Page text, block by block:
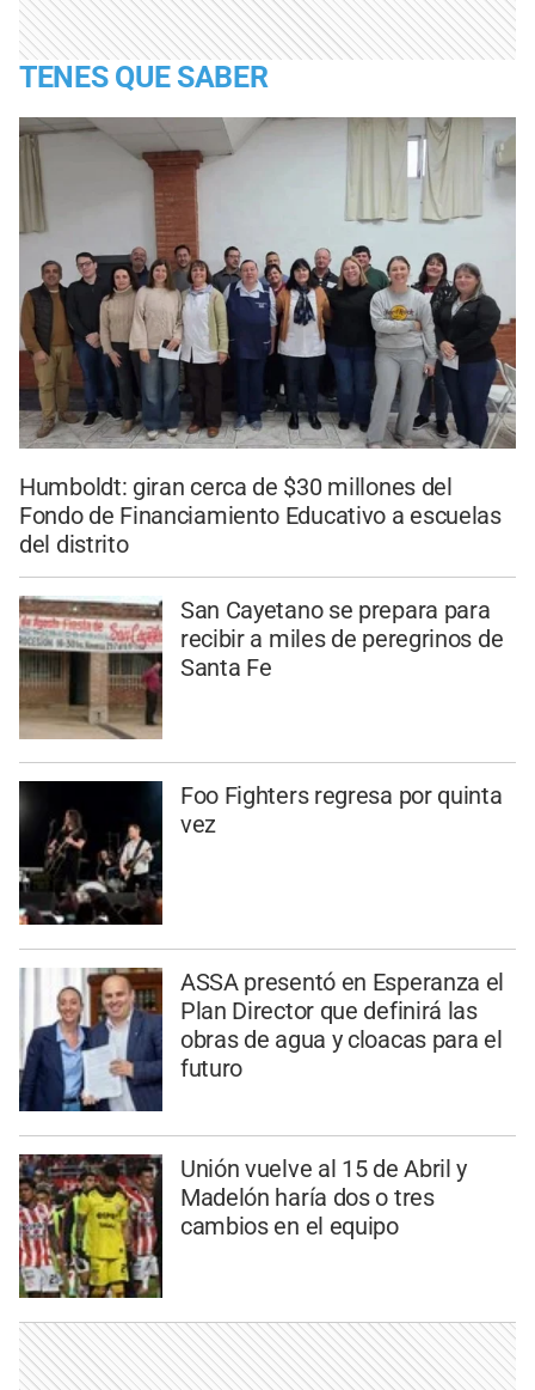
TENES QUE SABER
Humboldt: giran cerca de $30 millones del
Fondo de Financiamiento Educativo a escuelas
del distrito
San Cayetano se prepara para
recibir a miles de peregrinos de
Santa Fe
Foo Fighters regresa por quinta
vez
ASSA presentó en Esperanza el
Plan Director que definirá las
obras de agua y cloacas para el
futuro
Unión vuelve al 15 de Abril y
Madelón haría dos o tres
cambios en el equipo